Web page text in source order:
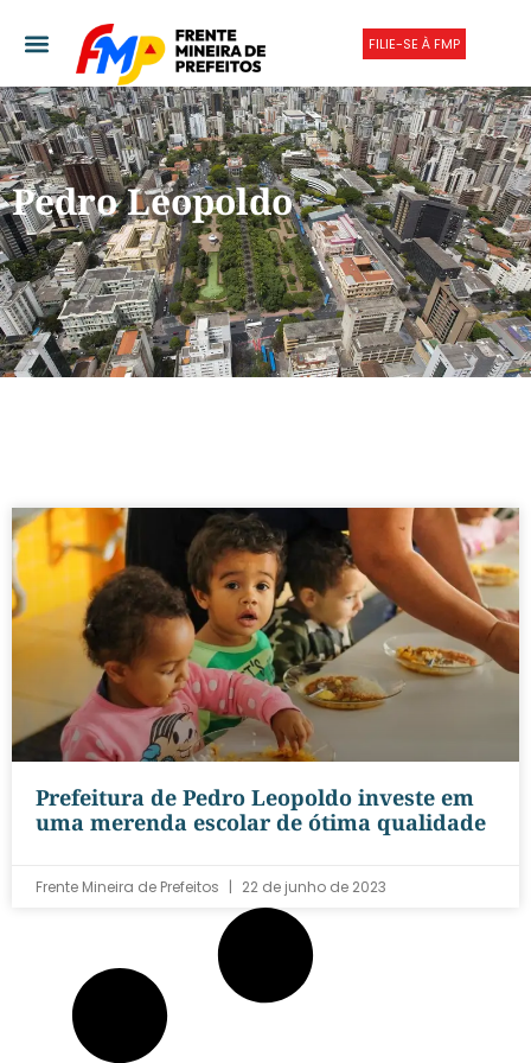
FILIE-SE À FMP
Pedro Leopoldo
Prefeitura de Pedro Leopoldo investe em
uma merenda escolar de ótima qualidade
Frente Mineira de Prefeitos 22 de junho de 2023